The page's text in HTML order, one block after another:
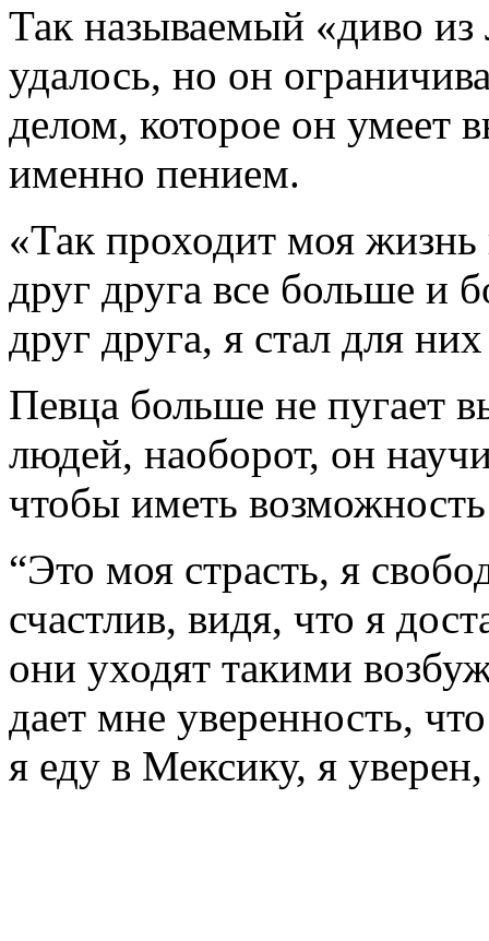
Так называемый «диво из
удалось, но он
делом, которое он умеет
именно пением.
«Так проходит моя
друг друга все больше и
друг друга, я стал для
Певца больше не пугает
людей, наоборот, он
чтобы иметь
“Это моя страсть, я
счастлив, видя, что я
они уходят такими
дает мне уверенность,
я еду в Мексику, я